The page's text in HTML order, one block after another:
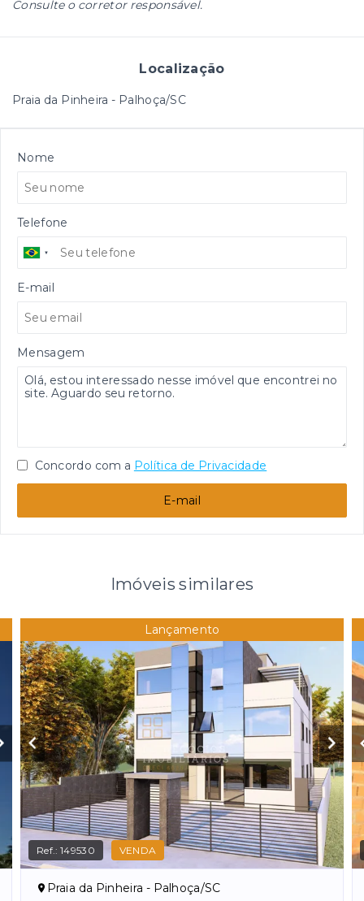
Consulte o corretor responsável.
Localização
Praia da Pinheira - Palhoça/SC
Nome
Telefone
E-mail
Mensagem
Concordo com a Política de Privacidade
E-mail
Imóveis similares
Lançamento
Ref.:149530 VENDA
Praia da Pinheira - Palhoça/SC